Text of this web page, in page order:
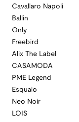
Cavallaro Napoli
Ballin
Only
Freebird
Alix The Label
CASAMODA
PME Legend
Esqualo
Neo Noir
LOIS